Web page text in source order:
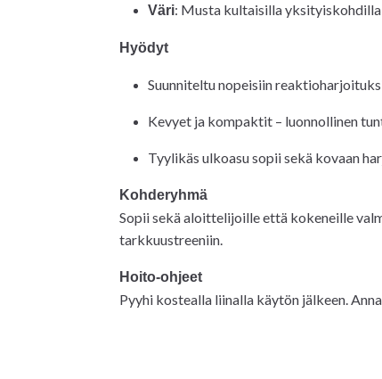
Väri: Musta kultaisilla
Hyödyt
Suunniteltu nopeisiin
Kevyet ja kompaktit – luonnollinen
Tyylikäs ulkoasu sopii sekä kovaan
Kohderyhmä
Sopii sekä aloittelijoille että kokeneille
tarkkuustreeniin.
Hoito-ohjeet
Pyyhi kostealla liinalla käytön jälkeen.